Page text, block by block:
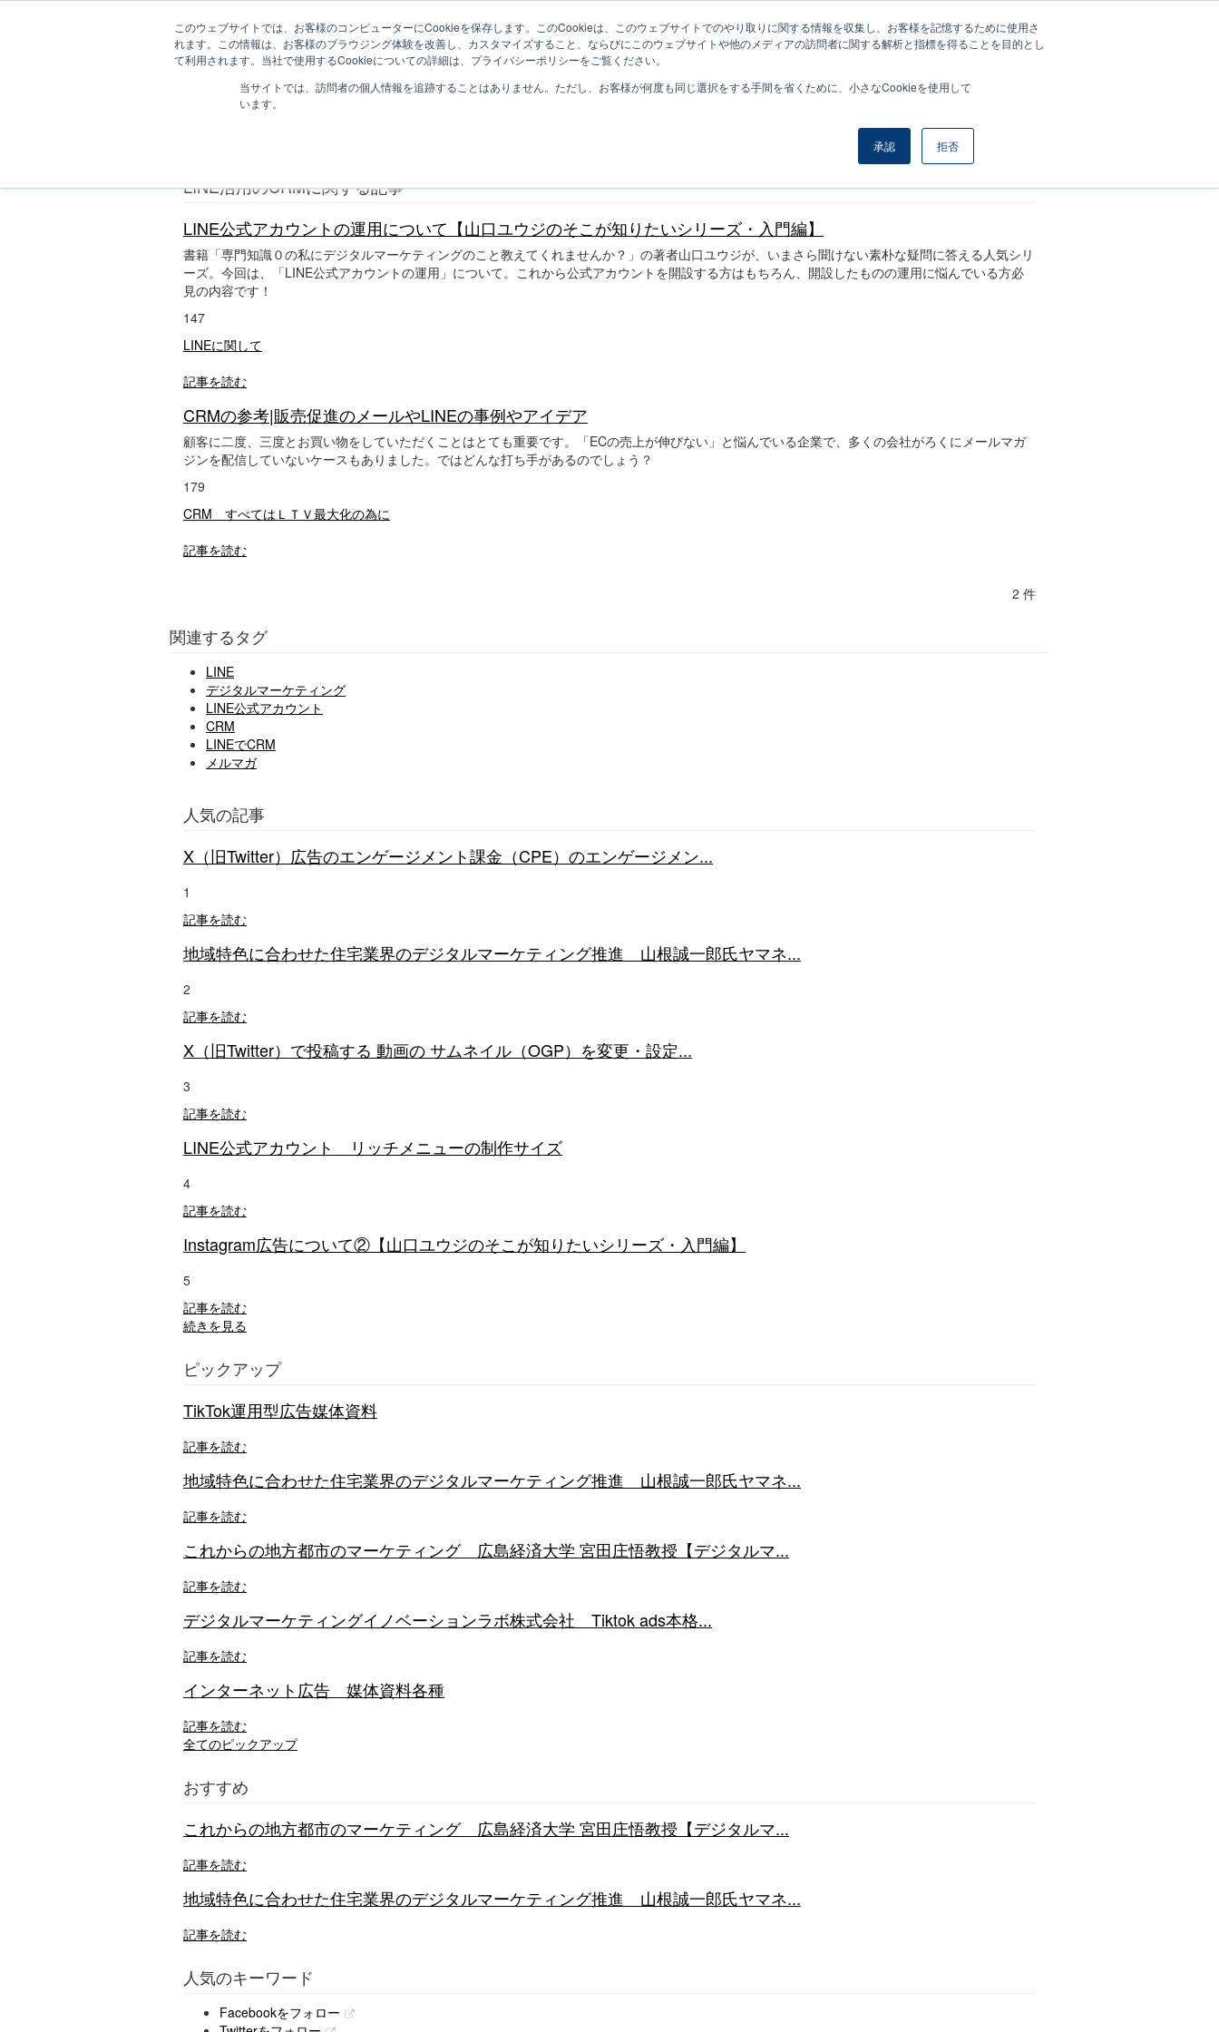
このウェブサイトでは、お客様のコンピューターにCookieを保存します。このCookieは、このウェブサイトでのやり取りに関する情報を収集し、お客様を記憶するために使用さ
れます。この情報は、お客様のブラウジング体験を改善し、カスタマイズすること、ならびにこのウェブサイトや他のメディアの訪問者に関する解析と指標を得ることを目的とし
て利用されます。当社で使用するCookieについての詳細は、プライバシーポリシーをご覧ください。
当サイトでは、訪問者の個人情報を追跡することはありません。ただし、お客様が何度も同じ選択をする手間を省くために、小さなCookieを使用して
います。
承認 拒否
マイページ
a
n
e
｜
デ
マ
ガ
ジ
LINE活用のCRMに関する記事
LINE公式アカウントの運用について【山口ユウジのそこが知りたいシリーズ・入門編】
書籍「専門知識０の私にデジタルマーケティングのこと教えてくれませんか？」の著者山口ユウジが、いまさら聞けない素朴な疑問に答える人気シリ
ーズ。今回は、「LINE公式アカウントの運用」について。これから公式アカウントを開設する方はもちろん、開設したものの運用に悩んでいる方必
見の内容です！
147
LINEに関して
記事を読む
CRMの参考|販売促進のメールやLINEの事例やアイデア
顧客に二度、三度とお買い物をしていただくことはとても重要です。「ECの売上が伸びない」と悩んでいる企業で、多くの会社がろくにメールマガ
ジンを配信していないケースもありました。ではどんな打ち手があるのでしょう？
179
CRM すべてはＬＴＶ最大化の為に
記事を読む
2 件
関連するタグ
LINE
デジタルマーケティング
LINE公式アカウント
CRM
LINEでCRM
メルマガ
人気の記事
X（旧Twitter）広告のエンゲージメント課金（CPE）のエンゲージメン...
1
記事を読む
地域特色に合わせた住宅業界のデジタルマーケティング推進 山根誠一郎氏ヤマネ...
2
記事を読む
X（旧Twitter）で投稿する 動画の サムネイル（OGP）を変更・設定...
3
記事を読む
LINE公式アカウント リッチメニューの制作サイズ
4
記事を読む
Instagram広告について②【山口ユウジのそこが知りたいシリーズ・入門編】
5
記事を読む
続きを見る
ピックアップ
TikTok運用型広告媒体資料
記事を読む
地域特色に合わせた住宅業界のデジタルマーケティング推進 山根誠一郎氏ヤマネ...
記事を読む
これからの地方都市のマーケティング 広島経済大学 宮田庄悟教授【デジタルマ...
記事を読む
デジタルマーケティングイノベーションラボ株式会社 Tiktok ads本格...
記事を読む
インターネット広告 媒体資料各種
記事を読む
全てのピックアップ
おすすめ
これからの地方都市のマーケティング 広島経済大学 宮田庄悟教授【デジタルマ...
記事を読む
地域特色に合わせた住宅業界のデジタルマーケティング推進 山根誠一郎氏ヤマネ...
記事を読む
人気のキーワード
Facebookをフォロー